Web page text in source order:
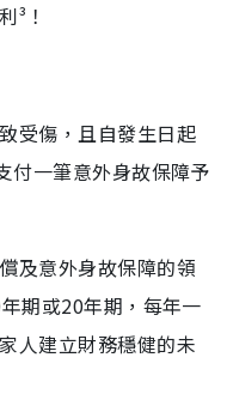
³！
受傷，且自發生日起
付一筆意外身故保障予
及意外身故保障的領
期或20年期，每年一
人建立財務穩健的未